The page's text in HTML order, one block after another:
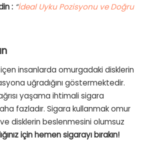
: “İdeal Uyku Pozisyonu ve Doğru
insanlarda omurgadaki disklerin
uğradığını göstermektedir.
yaşama ihtimali sigara
fazladır. Sigara kullanmak omur
disklerin beslenmesini olumsuz
için hemen sigarayı bırakın!